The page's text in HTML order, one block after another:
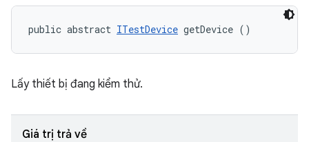
public abstract ITestDevice getDevice ()
Lấy thiết bị đang kiểm thử.
Giá trị trả về